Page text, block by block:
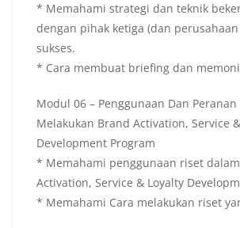
* Memahami strategi dan teknik
dengan pihak ketiga (dan
sukses.
* Cara membuat briefing dan
Modul 06 – Penggunaan Dan Peranan
Melakukan Brand Activation, Service
Development Program
* Memahami penggunaan riset
Activation, Service & Loyalty
* Memahami Cara melakukan riset